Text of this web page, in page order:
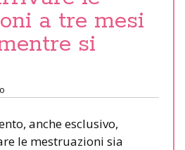
a tre mesi
si
anche esclusivo,
le mestruazioni sia